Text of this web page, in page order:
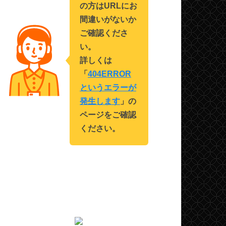
の方はURLにお
間違いがないか
ご確認くださ
い。
詳しくは
「 404ERROR
というエラーが
発生します 」の
ページをご確認
ください。